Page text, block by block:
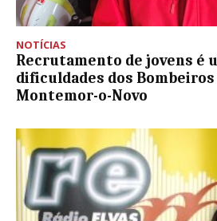
NOTÍCIAS
Recrutamento de jovens é
dificuldades dos
Montemor-o-Novo